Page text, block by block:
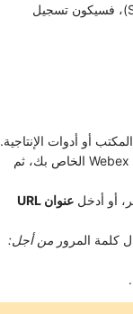
إذا كان موقعك يستخدم تسجيل الدخول الأحادي (SSO)، فسيكون تسجيل
أدخل عنوان البريد الإلكتروني المقترن بحساب Webex الخاص بك، ثم
عنوان URL
كلمة المرور من أجل: